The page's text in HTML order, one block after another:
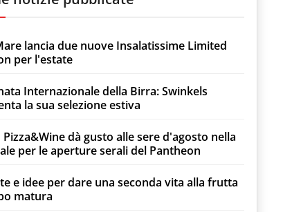
lancia due nuove Insalatissime Limited
per l'estate
Internazionale della Birra: Swinkels
la sua selezione estiva
Pizza&Wine dà gusto alle sere d'agosto nella
per le aperture serali del Pantheon
e idee per dare una seconda vita alla frutta
matura